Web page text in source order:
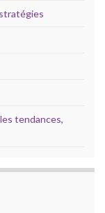
tendances,